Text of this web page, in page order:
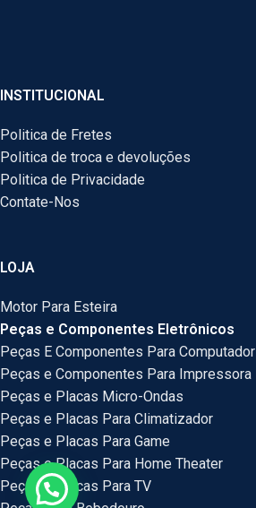
INSTITUCIONAL
Politica de Fretes
Politica de troca e devoluções
Politica de Privacidade
Contate-Nos
LOJA
Motor Para Esteira
Peças e Componentes Eletrônicos
Peças E Componentes Para Computador
Peças e Componentes Para Impressora
Peças e Placas Micro-Ondas
Peças e Placas Para Climatizador
Peças e Placas Para Game
Peças e Placas Para Home Theater
Peças e Placas Para TV